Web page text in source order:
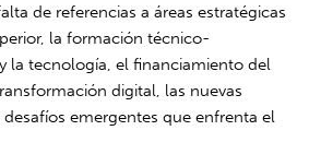
de referencias a áreas estratégicas
la formación técnico-
la tecnología, el financiamiento del
digital, las nuevas
emergentes que enfrenta el